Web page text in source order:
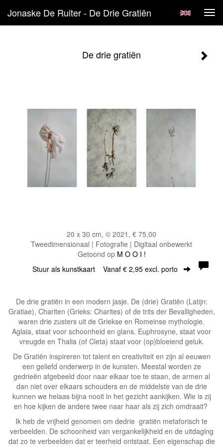
Jonaske De Ruiter - De Drie Gratiën
De drie gratiën
20 x 30 cm, © 2021, € 75,00
Tweedimensionaal | Fotografie | Digitaal onbewerkt
Getoond op M O O I !
Stuur als kunstkaart Vanaf € 2,95 excl. porto
De drie gratiën in een modern jasje. De (drie) Gratiën (Latijn:
Gratiae), Chariten (Grieks: Charites) of de trits der Bevalligheden,
waren drie zusters uit de Griekse en Romeinse mythologie.
Aglaia, staat voor schoonheid en glans. Euphrosyne, staat voor
vreugde en Thalia (of Cleta) staat voor (op)bloeiend geluk.
De Gratiën inspireren tot talent en creativiteit en zijn al eeuwen
een geliefd onderwerp in de kunsten. Meestal worden ze
gedrieën afgebeeld door naar elkaar toe te staan, de armen al
dan niet over elkaars schouders en de middelste van de drie
kunnen we helaas bijna nooit in het gezicht aankijken. Wie is zij
en hoe kijken de andere twee naar haar als zij zich omdraait?
Ik heb de vrijheid genomen om dedrie gratiën metaforisch te
verbeelden. De schoonheid van vergankelijkheid en de uitdaging
dat zo te verbeelden dat er teerheid ontstaat. Een eigenschap die